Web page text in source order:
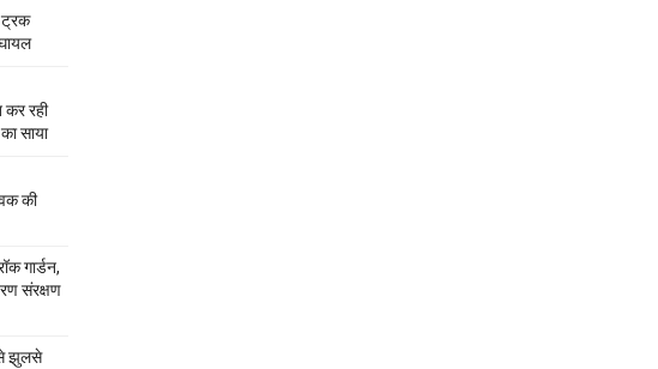
ट्रक
कर रही
साया
की
गार्डन,
संरक्षण
से झुलसे